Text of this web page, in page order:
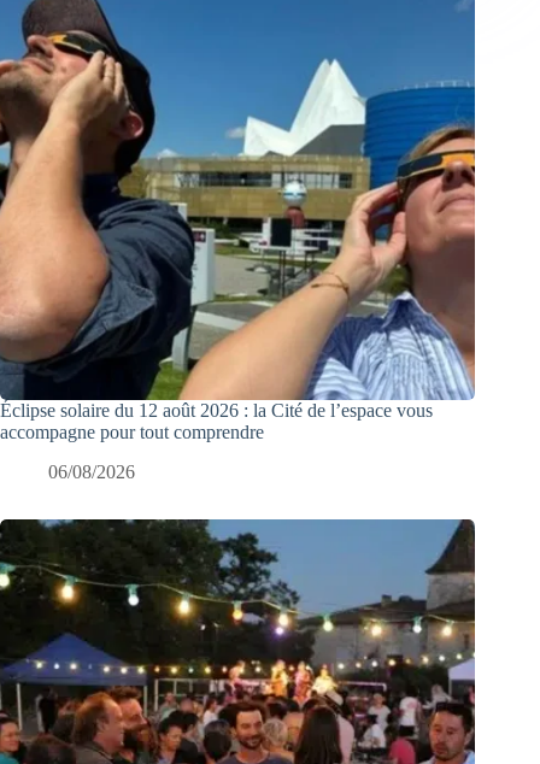
Éclipse solaire du 12 août 2026 : la Cité de l’espace vous
accompagne pour tout comprendre
06/08/2026